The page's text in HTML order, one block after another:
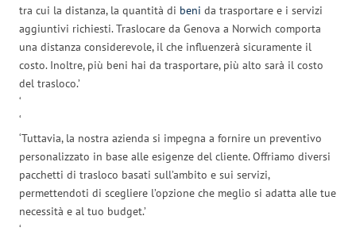
tra cui la distanza, la quantità di beni da trasportare e i servizi
aggiuntivi richiesti. Traslocare da Genova a Norwich comporta
una distanza considerevole, il che influenzerà sicuramente il
costo. Inoltre, più beni hai da trasportare, più alto sarà il costo
del trasloco.’
‘
‘
‘Tuttavia, la nostra azienda si impegna a fornire un preventivo
personalizzato in base alle esigenze del cliente. Offriamo diversi
pacchetti di trasloco basati sull’ambito e sui servizi,
permettendoti di scegliere l’opzione che meglio si adatta alle tue
necessità e al tuo budget.’
‘